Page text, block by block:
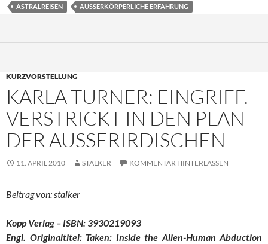
ASTRALREISEN AUSSERKÖRPERLICHE ERFAHRUNG
KURZVORSTELLUNG
KARLA TURNER: EINGRIFF.
VERSTRICKT IN DEN PLAN
DER AUSSERIRDISCHEN
11. APRIL 2010 STALKER KOMMENTAR HINTERLASSEN
Beitrag von: stalker
Kopp Verlag – ISBN: 3930219093
Engl. Originaltitel: Taken: Inside the Alien-Human Abduction